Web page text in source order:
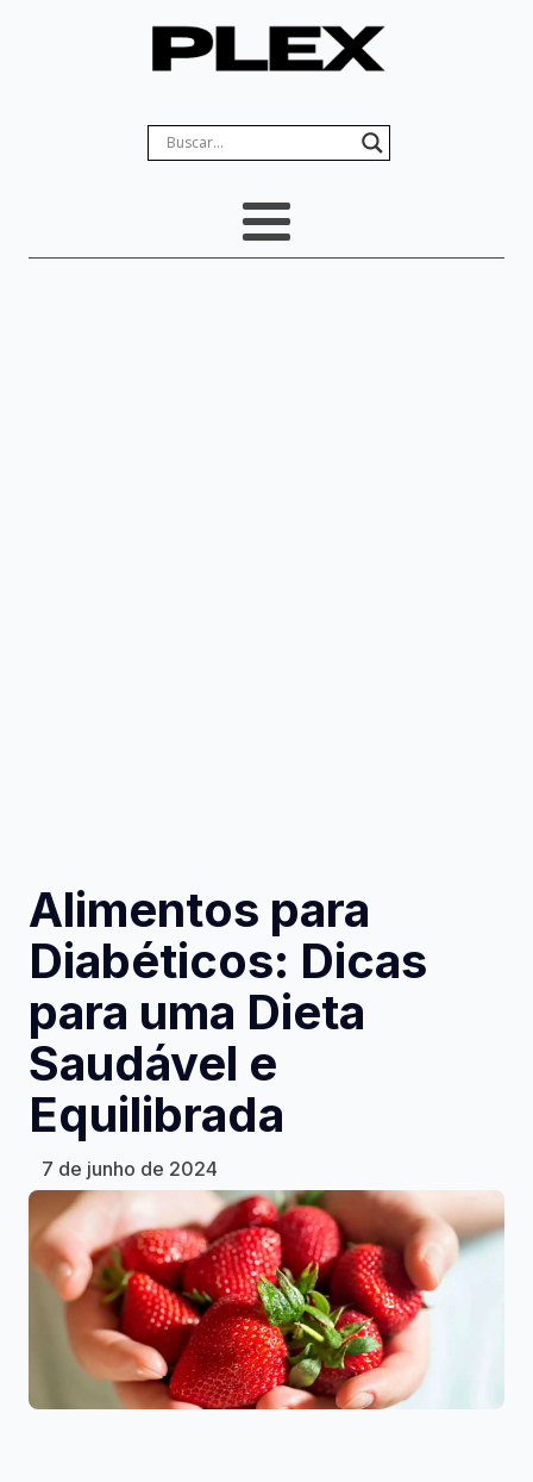
Alimentos para
Diabéticos: Dicas
para uma Dieta
Saudável e
Equilibrada
7 de junho de 2024